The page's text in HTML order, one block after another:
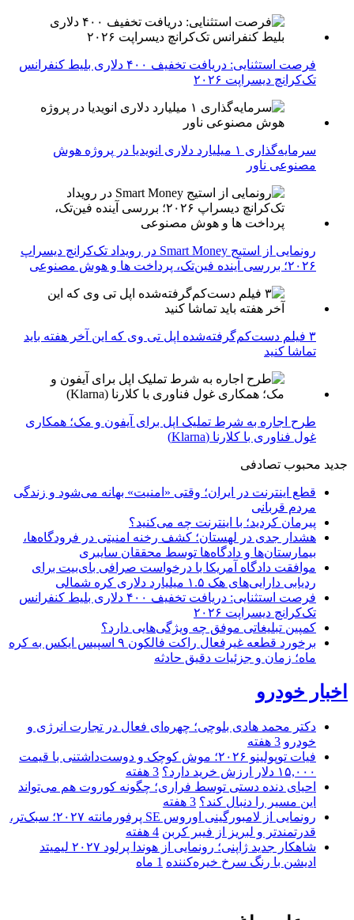
فرصت استثنایی: دریافت تخفیف ۴۰۰ دلاری بلیط کنفرانس
تک‌کرانچ دیسراپت ۲۰۲۶
سرمایه‌گذاری ۱ میلیارد دلاری انویدیا در پروژه هوش
مصنوعی ناور
رونمایی از استیج Smart Money در رویداد تک‌کرانچ دیسراپ
۲۰۲۶؛ بررسی آینده فین‌تک، پرداخت‌ ها و هوش مصنوعی
۳ فیلم دست‌کم‌گرفته‌شده اپل تی وی که این آخر هفته باید
تماشا کنید
طرح اجاره به شرط تملیک اپل برای آیفون و مک؛ همکاری
غول فناوری با کلارنا (Klarna)
جدید محبوب تصادفی
قطع اینترنت در ایران؛ وقتی «امنیت» بهانه می‌شود و زندگی
مردم قربانی
پیرمان کردید؛ با اینترنت چه می‌کنید؟
هشدار جدی در لهستان؛ کشف رخنه امنیتی در فرودگاه‌ها،
بیمارستان‌ها و دادگاه‌ها توسط محققان سایبری
موافقت دادگاه آمریکا با درخواست صرافی بای‌بیت برای
ردیابی دارایی‌های هک ۱.۵ میلیارد دلاری کره شمالی
فرصت استثنایی: دریافت تخفیف ۴۰۰ دلاری بلیط کنفرانس
تک‌کرانچ دیسراپت ۲۰۲۶
کمپین تبلیغاتی موفق چه ویژگی‌هایی دارد؟
برخورد قطعه غیرفعال راکت فالکون ۹ اسپیس ایکس به کره
ماه؛ زمان و جزئیات دقیق حادثه
اخبار خودرو
دکتر محمد هادی بلوچی؛ چهره‌ای فعال در تجارت انرژی و
خودرو 3 هفته
فیات توپولینو ۲۰۲۶؛ موش کوچک و دوست‌داشتنی با قیمت
۱۵,۰۰۰ دلار ارزش خرید دارد؟
3 هفته
احیای دنده دستی توسط فراری؛ چگونه کوروت هم می‌تواند
این مسیر را دنبال کند؟ 3 هفته
رونمایی از لامبورگینی اوروس SE پرفورمانته ۲۰۲۷؛ سبک‌تر،
قدرتمندتر و لبریز از فیبر کربن 4 هفته
شاهکار جدید ژاپنی؛ رونمایی از هوندا پرلود ۲۰۲۷ لیمیتد
ادیشن با رنگ سرخ خیره‌کننده 1 ماه